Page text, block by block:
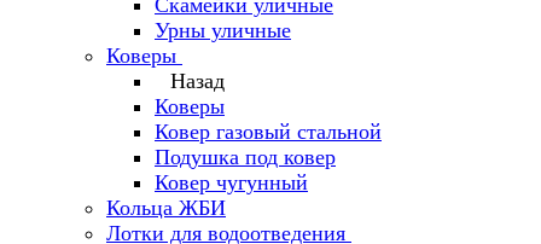
Скамейки уличные
Урны уличные
Коверы
Назад
Коверы
Ковер газовый стальной
Подушка под ковер
Ковер чугунный
Кольца ЖБИ
Лотки для водоотведения